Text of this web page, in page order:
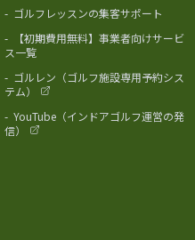
- ゴルフレッスンの集客サポート
-
【初期費用無料】事業者向けサービ
ス一覧
- ゴルレン（ゴルフ施設専用予約シス
テム）
- YouTube（インドアゴルフ運営の発
信）